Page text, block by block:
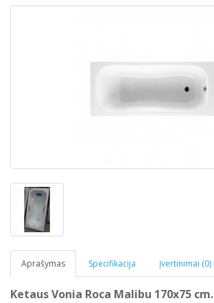
Aprašymas Specifikacija Įvertinimai (0)
Ketaus Vonia Roca Malibu 170x75 cm.